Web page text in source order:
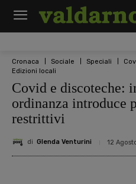
Cronaca Sociale Speciali
Edizioni locali
Covid e discoteche:
ordinanza introduce
restrittivi
di Glenda Venturini 12